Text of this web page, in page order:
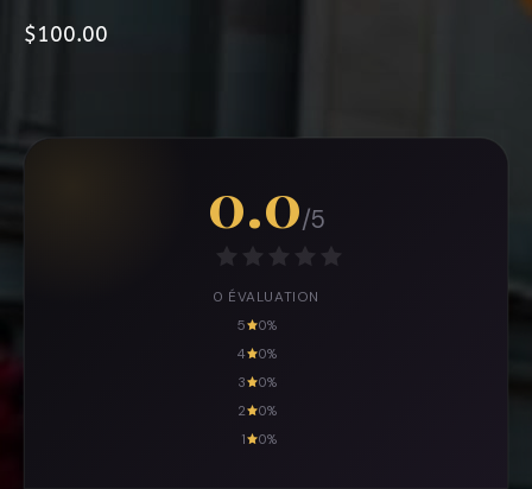
$100.00
0.0/5
0 ÉVALUATION
5
0%
4 0%
3 0%
2 0%
1 0%